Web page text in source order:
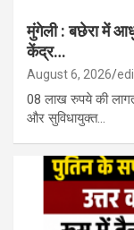
मुंगेली : बछेरा में
केंद्र…
August 6, 2026
08 लाख रुपये की लागत
और सुविधायुक्त…